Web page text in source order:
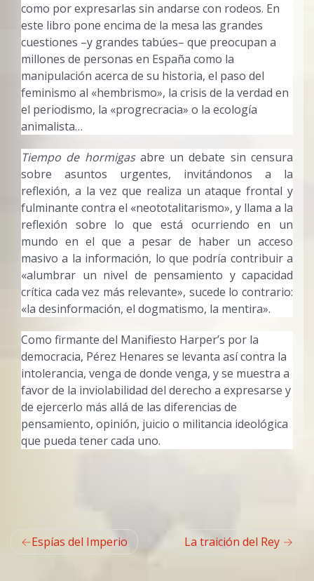
como por expresarlas sin andarse con rodeos. En
este libro pone encima de la mesa las grandes
cuestiones –y grandes tabúes– que preocupan a
millones de personas en España como la
manipulación acerca de su historia, el paso del
feminismo al «hembrismo», la crisis de la verdad en
el periodismo, la «progrecracia» o la ecología
animalista…
Tiempo de hormigas abre un debate sin censura
sobre asuntos urgentes, invitándonos a la
reflexión, a la vez que realiza un ataque frontal y
fulminante contra el «neototalitarismo», y llama a la
reflexión sobre lo que está ocurriendo en un
mundo en el que a pesar de haber un acceso
masivo a la información, lo que podría contribuir a
«alumbrar un nivel de pensamiento y capacidad
crítica cada vez más relevante», sucede lo contrario:
«la desinformación, el dogmatismo, la mentira».
Como firmante del Manifiesto Harper’s por la
democracia, Pérez Henares se levanta así contra la
intolerancia, venga de donde venga, y se muestra a
favor de la inviolabilidad del derecho a expresarse y
de ejercerlo más allá de las diferencias de
pensamiento, opinión, juicio o militancia ideológica
que pueda tener cada uno.
Navegación
de
Espías del Imperio La traición del Rey